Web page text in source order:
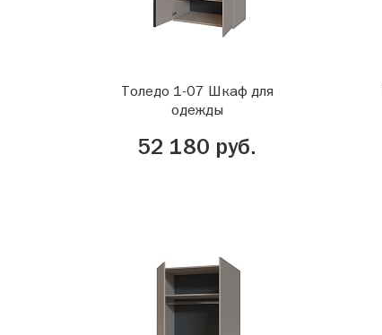
Толедо 1-07 Шкаф для
одежды
52 180 руб.